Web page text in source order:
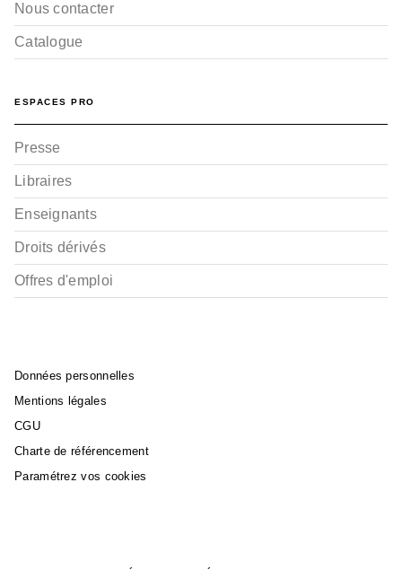
Nous contacter
Catalogue
ESPACES PRO
Presse
Libraires
Enseignants
Droits dérivés
Offres d'emploi
Données personnelles
Mentions légales
CGU
Charte de référencement
Paramétrez vos cookies